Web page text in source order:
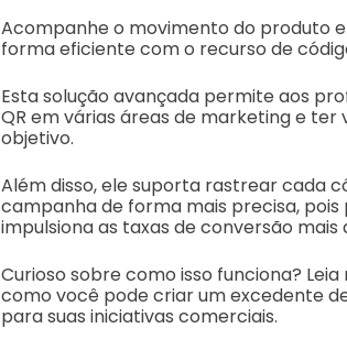
Acompanhe o movimento do produto
forma eficiente com o recurso de
Esta solução avançada permite aos
QR em várias áreas de marketing e
objetivo.
Além disso, ele suporta rastrear cada
campanha de forma mais precisa,
impulsiona as taxas de conversão
Curioso sobre como isso funciona?
como você pode criar um excedente
para suas iniciativas comerciais.